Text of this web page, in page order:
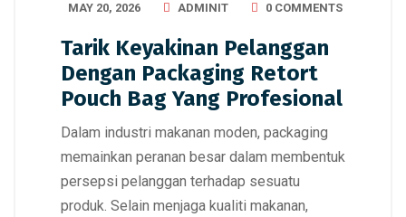
MAY 20, 2026 ADMINIT 0 COMMENTS
Tarik Keyakinan Pelanggan
Dengan Packaging Retort
Pouch Bag Yang Profesional
Dalam industri makanan moden, packaging
memainkan peranan besar dalam membentuk
persepsi pelanggan terhadap sesuatu
produk. Selain menjaga kualiti makanan,